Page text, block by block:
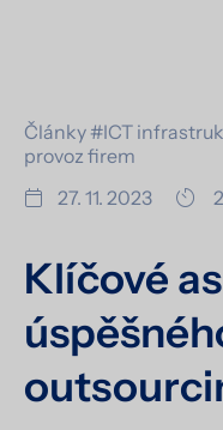
Články #ICT
provoz firem
27. 11. 2023
2
Klíčové